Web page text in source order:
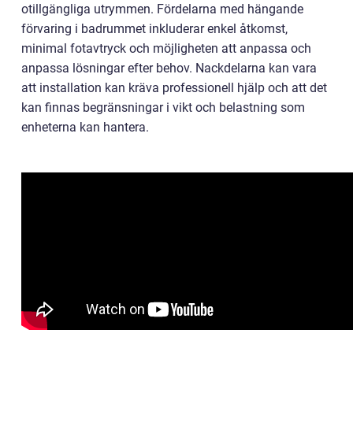
otillgängliga utrymmen. Fördelarna med hängande
förvaring i badrummet inkluderar enkel åtkomst,
minimal fotavtryck och möjligheten att anpassa och
anpassa lösningar efter behov. Nackdelarna kan vara
att installation kan kräva professionell hjälp och att det
kan finnas begränsningar i vikt och belastning som
enheterna kan hantera.